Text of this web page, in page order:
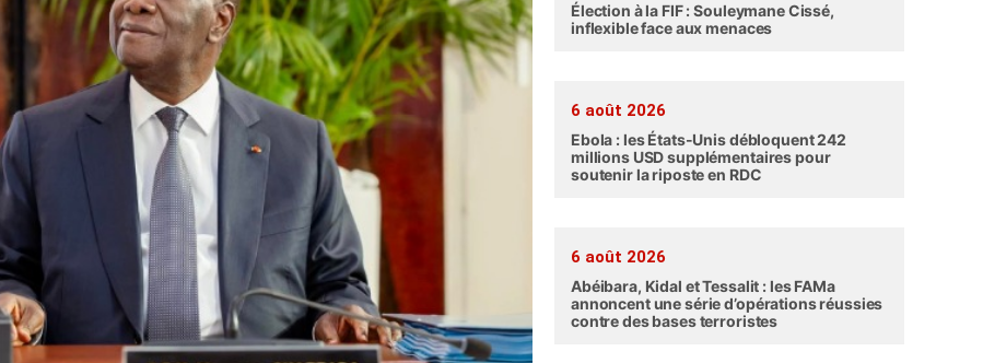
Élection à la FIF : Souleymane Cissé,
inflexible face aux menaces
6 août 2026
Ebola : les États-Unis débloquent 242
millions USD supplémentaires pour
soutenir la riposte en RDC
6 août 2026
Abéibara, Kidal et Tessalit : les FAMa
annoncent une série d’opérations réussies
contre des bases terroristes